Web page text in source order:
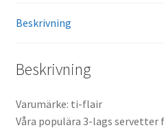
Beskrivning
Beskrivning
Varumärke: ti-flair
Våra populära 3-lags servetter